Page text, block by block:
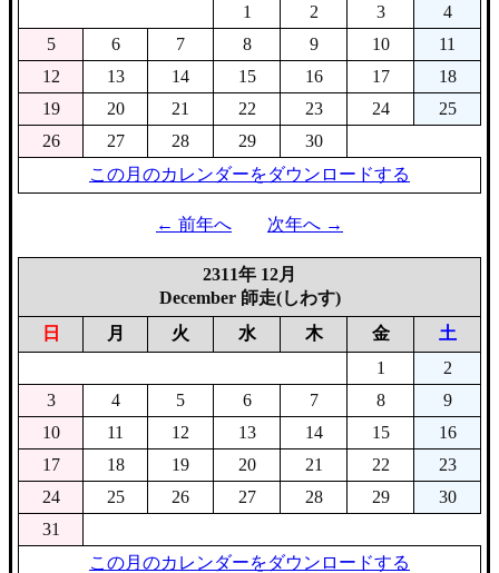
1
2 3
4
5
6 7 8 9 10
11
12
13 14 15 16 17
18
19
20 21 22 23 24
25
26
27 28 29
30
この月のカレンダーをダウンロードする
← 前年へ 次年へ →
2311年 12月
December 師走(しわす)
日
月 火 水 木 金
土
1
2
3
4 5 6 7 8
9
10
11 12 13 14 15
16
17
18 19 20 21 22
23
24
25 26 27 28 29
30
31
この月のカレンダーをダウンロードする